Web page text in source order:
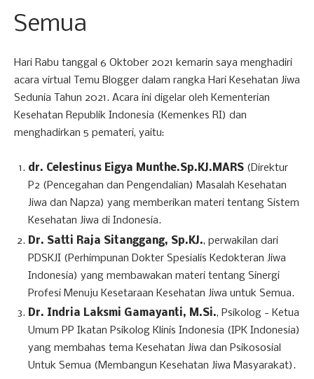
Semua
Hari Rabu tanggal 6 Oktober 2021 kemarin saya menghadiri
acara virtual Temu Blogger dalam rangka Hari Kesehatan Jiwa
Sedunia Tahun 2021. Acara ini digelar oleh Kementerian
Kesehatan Republik Indonesia (Kemenkes RI) dan
menghadirkan 5 pemateri, yaitu:
dr. Celestinus Eigya Munthe.Sp.KJ.MARS (Direktur
P2 (Pencegahan dan Pengendalian) Masalah Kesehatan
Jiwa dan Napza) yang memberikan materi tentang Sistem
Kesehatan Jiwa di Indonesia.
Dr. Satti Raja Sitanggang, Sp.KJ., perwakilan dari
PDSKJI (Perhimpunan Dokter Spesialis Kedokteran Jiwa
Indonesia) yang membawakan materi tentang Sinergi
Profesi Menuju Kesetaraan Kesehatan Jiwa untuk Semua.
Dr. Indria Laksmi Gamayanti, M.Si., Psikolog - Ketua
Umum PP Ikatan Psikolog Klinis Indonesia (IPK Indonesia)
yang membahas tema Kesehatan Jiwa dan Psikososial
Untuk Semua (Membangun Kesehatan Jiwa Masyarakat).